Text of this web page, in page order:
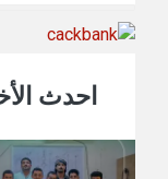
احدث